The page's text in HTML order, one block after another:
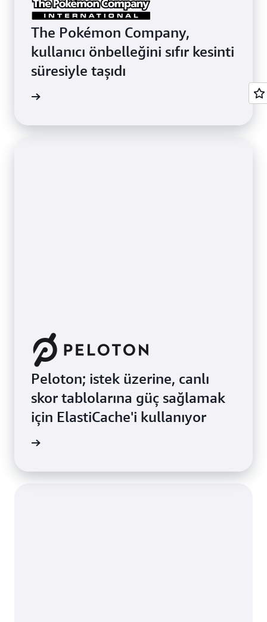
The Pokémon Company,
kullanıcı önbelleğini sıfır kesinti
süresiyle taşıdı
Peloton; istek üzerine, canlı
skor tablolarına güç sağlamak
için ElastiCache'i kullanıyor